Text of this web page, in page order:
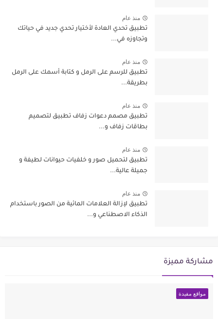
منذ عام
تطبيق تحدي العادة لأختيار تحدي جديد في حياتك
وتجاوزه في...
منذ عام
تطبيق للرسم على الرمل و كتابة أسمك على الرمل
بطريقة...
منذ عام
تطبيق مصمم دعوات زفاف تطبيق لتصميم
بطاقات زفاف و...
منذ عام
تطبيق لتحميل صور و خلفيات حيوانات لطيفة و
جميلة عالية...
منذ عام
تطبيق لإزالة العلامات المائية من الصور باستخدام
الذكاء الاصطناعي و...
مشاركة مميزة
مواقع مفيدة